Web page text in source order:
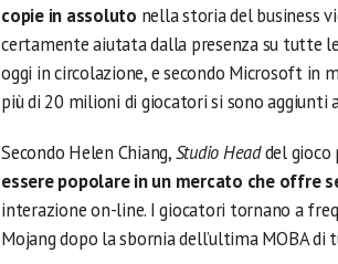
copie in assoluto nella storia del business
certamente aiutata dalla presenza su tutte
oggi in circolazione, e secondo Microsoft in
più di 20 milioni di giocatori si sono aggiunti
Secondo Helen Chiang,Studio Headdel gioco
essere popolare in un mercato che offre
interazione on-line. I giocatori tornano a
Mojang dopo la sbornia dell’ultima MOBA di